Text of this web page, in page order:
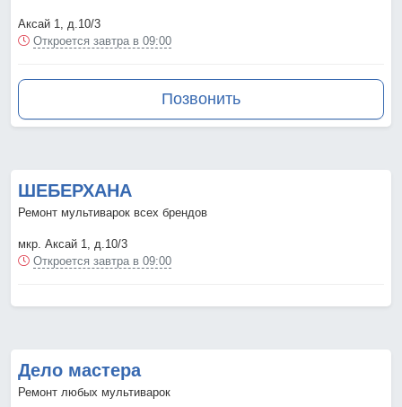
Аксай 1, д.10/3
Откроется завтра в 09:00
Позвонить
ШЕБЕРХАНА
Ремонт мультиварок всех брендов
мкр. Аксай 1, д.10/3
Откроется завтра в 09:00
Дело мастера
Ремонт любых мультиварок